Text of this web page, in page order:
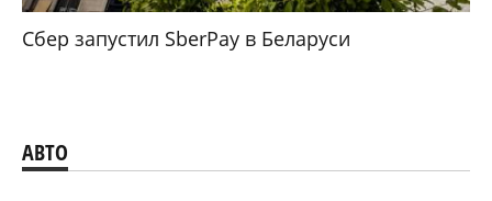
Сбер запустил SberPay в Беларуси
АВТО